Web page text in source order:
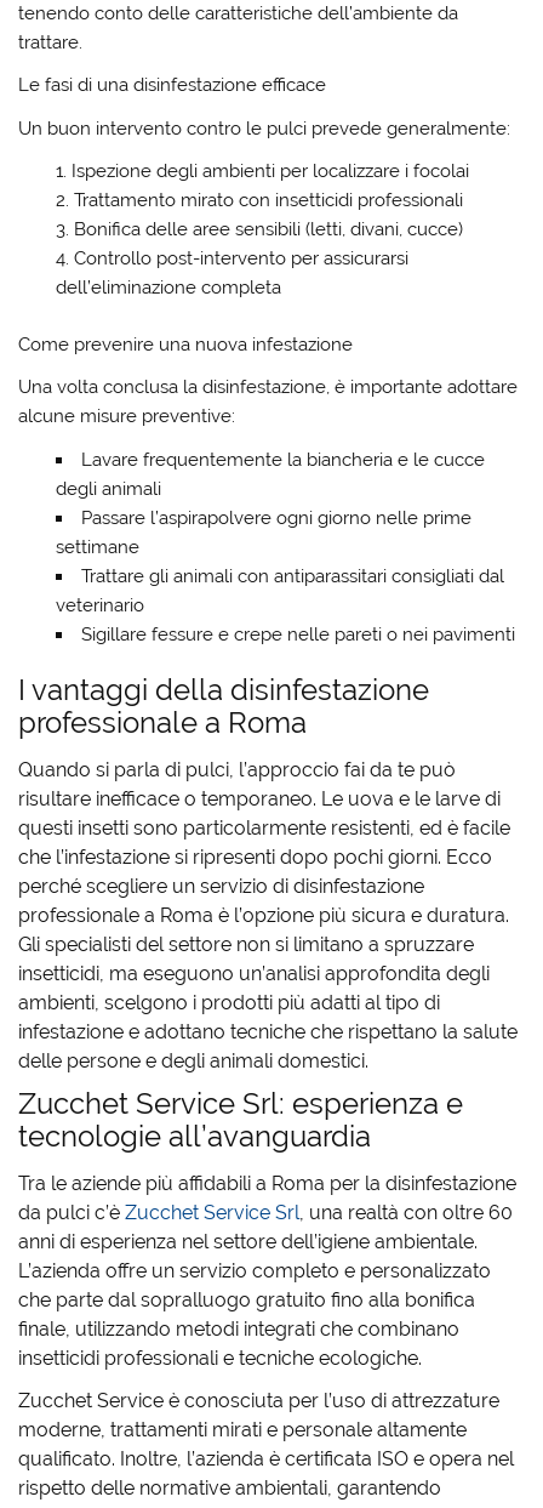
tenendo conto delle caratteristiche dell’ambiente da
trattare.
Le fasi di una disinfestazione efficace
Un buon intervento contro le pulci prevede generalmente:
Ispezione degli ambientiper localizzare i focolai
Trattamento miratocon insetticidi professionali
Bonifica delle aree sensibili(letti, divani, cucce)
Controllo post-interventoper assicurarsi
dell’eliminazione completa
Come prevenire una nuova infestazione
Una volta conclusa la disinfestazione, è importante adottare
alcune misure preventive:
Lavare frequentemente la biancheria e le cucce
degli animali
Passare l’aspirapolvere ogni giorno nelle prime
settimane
Trattare gli animali con antiparassitari consigliati dal
veterinario
Sigillare fessure e crepe nelle pareti o nei pavimenti
I vantaggi della disinfestazione
professionale a Roma
Quando si parla di pulci, l’approccio fai da te può
risultare inefficace o temporaneo. Le uova e le larve di
questi insetti sono particolarmente resistenti, ed è facile
che l’infestazione si ripresenti dopo pochi giorni. Ecco
perché scegliere un servizio didisinfestazione
professionale a Roma è l’opzione più sicura e duratura.
Gli specialisti del settore non si limitano a spruzzare
insetticidi, ma eseguono un’analisi approfondita degli
ambienti, scelgono i prodotti più adatti al tipo di
infestazione e adottano tecniche che rispettano la salute
delle persone e degli animali domestici.
Zucchet Service Srl: esperienza e
tecnologie all’avanguardia
Tra le aziende più affidabili a Roma per la disinfestazione
da pulci c’èZucchet Service Srl , una realtà con oltre 60
anni di esperienza nel settore dell’igiene ambientale.
L’azienda offre un servizio completo e personalizzato
che parte dal sopralluogo gratuito fino alla bonifica
finale, utilizzando metodi integrati che combinano
insetticidi professionali e tecniche ecologiche.
Zucchet Service è conosciuta per l’uso di attrezzature
moderne, trattamenti mirati e personale altamente
qualificato. Inoltre, l’azienda è certificata ISO e opera nel
rispetto delle normative ambientali, garantendo